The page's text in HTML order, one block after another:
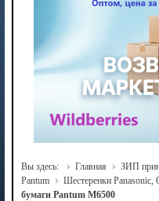
Вы здесь: Главная ЗИП
Pantum
Шестеренки Panasonic,
бумаги Pantum M6500